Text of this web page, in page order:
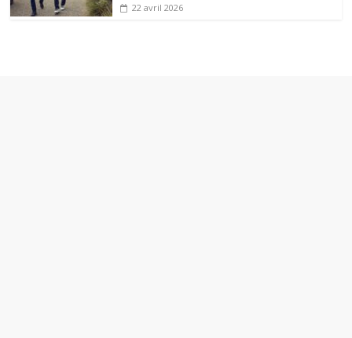
22 avril 2026